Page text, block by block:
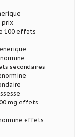
prix
100 effets
secondaires
mg effets
effets